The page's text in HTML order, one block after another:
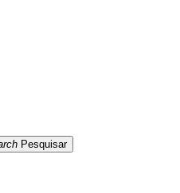
Pesquisar